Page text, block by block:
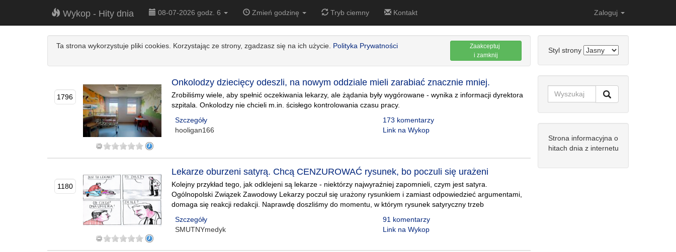
Wykop - Hity dnia 08-07-2026 godz. 6 Zmień godzinę Tryb ciemny Kontakt Zaloguj
Ta strona wykorzystuje pliki cookies. Korzystając ze strony, zgadzasz się na ich użycie. Polityka Prywatności
Zaakceptuj
i zamknij
1796
Onkolodzy dziecięcy odeszli, na nowym oddziale mieli zarabiać znacznie mniej.
Zrobiliśmy wiele, aby spełnić oczekiwania lekarzy, ale żądania były wygórowane - wynika z informacji dyrektora
szpitala. Onkolodzy nie chcieli m.in. ścisłego kontrolowania czasu pracy.
Szczegóły
hooligan166
173 komentarzy
Link na Wykop
1180
Lekarze oburzeni satyrą. Chcą CENZUROWAĆ rysunek, bo poczuli się urażeni
Kolejny przykład tego, jak odklejeni są lekarze - niektórzy najwyraźniej zapomnieli, czym jest satyra.
Ogólnopolski Związek Zawodowy Lekarzy poczuł się urażony rysunkiem i zamiast odpowiedzieć argumentami,
domaga się reakcji redakcji. Naprawdę doszliśmy do momentu, w którym rysunek satyryczny trzeb
Szczegóły
SMUTNYmedyk
91 komentarzy
Link na Wykop
Styl strony
Strona informacyjna o
hitach dnia z internetu